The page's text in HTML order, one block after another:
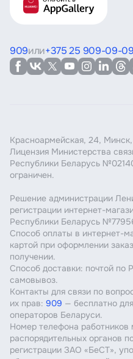
909или+375 25 909-09-09
Красноармейская, 24,
Лицензия Министерства
Республики Беларусь
ограничен.
Решение администрации
регистрации интернет-
Республики Беларусь
Способ оплаты в интернет-
картой при оформлении
получении.
Способ доставки: почтой по
самовывоз.
Контакты для связи по
их прав: 909 — бесплатно
операторов Беларуси.
Номер телефона работников
распорядительных органов
регистрации ЗАО «БеСТ»,